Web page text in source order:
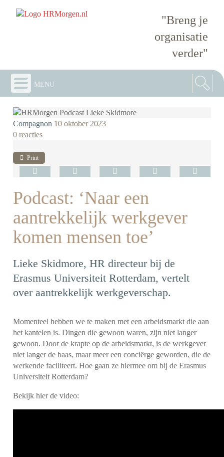
"Breng je
organisatie
verder"
menu
Compagnon 10 oktober 2023
0 reacties
Print
Podcast: ‘Naar een
aantrekkelijk werkgever
komen mensen toe’
Lieke Skidmore, HR directeur bij de
Erasmus Universiteit Rotterdam, vertelt
over aantrekkelijk werkgeverschap.
Momenteel hebben we te maken met een arbeidsmarkt die aan
het kantelen is. Dingen die gewoon waren, zijn niet langer
gewoon. Door de krapte op de arbeidsmarkt, is de werkgever
niet langer de baas, maar meer een conciërge geworden, die de
werkende faciliteert. Hoe gaan ze hiermee om bij de Erasmus
Universiteit Rotterdam?
Bekijk hier de video: